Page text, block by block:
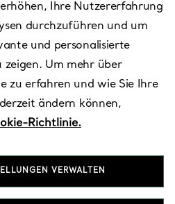
EINEN TERMIN
Ihre Nutzererfahrung
durchzuführen und um
und personalisierte
Um mehr über
zu erfahren und wie Sie Ihre
ändern können,
Richtlinie.
VERWALTEN